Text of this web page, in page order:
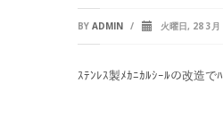
BY ADMIN / 火曜日, 28 3
ｽﾃﾝﾚｽ製ﾒｶﾆｶﾙｼｰﾙの改造